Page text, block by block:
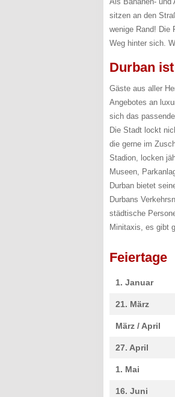
sitzen an den
wenige Rand! Die
Weg hinter sich.
Durban
Gäste aus aller
Angebotes an
sich das
Die Stadt lockt
die gerne im
Stadion, locken
Museen,
Durban bietet
Durbans
städtische
Minitaxis, es gibt
Feiertage
1. Januar
21. März
März / April
27. April
1. Mai
16. Juni